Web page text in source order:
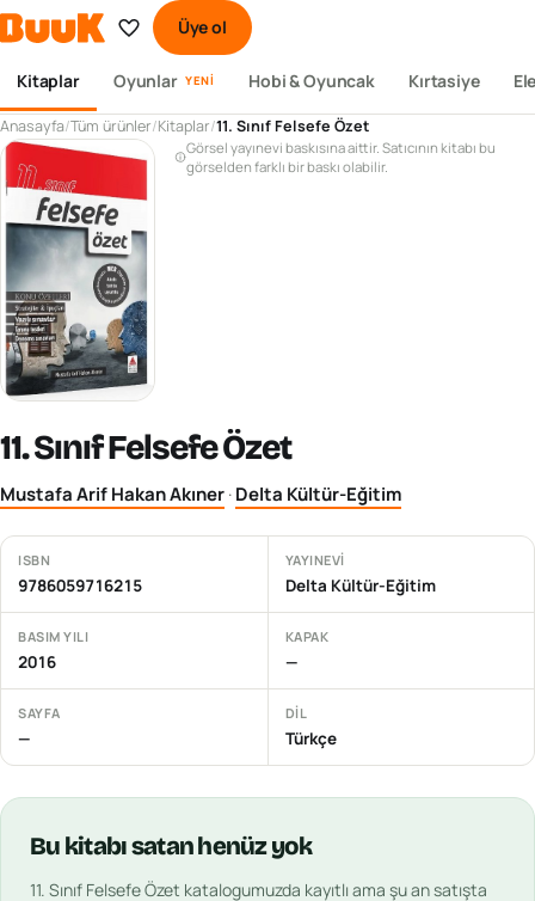
Üye ol
Kitaplar Oyunlar YENI Hobi & Oyuncak Kırtasiye
Anasayfa/Tüm ürünler/Kitaplar/11. Sınıf Felsefe Özet
Görsel yayınevi baskısına aittir. Satıcının kitabı bu
görselden farklı bir baskı olabilir.
11. Sınıf Felsefe Özet
Mustafa Arif Hakan Akıner·Delta Kültür-Eğitim
ISBN
9786059716215
YAYINEVI
Delta Kültür-Eğitim
BASIM YILI
2016
KAPAK
—
SAYFA
—
DIL
Türkçe
Bu kitabısatan henüz yok
11. Sınıf Felsefe Özet katalogumuzda kayıtlı ama şu an satışta